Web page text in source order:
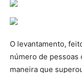
O levantamento,
número de pessoas
maneira que